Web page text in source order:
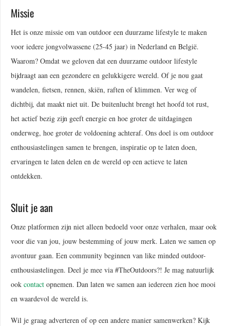
Missie
Het is onze missie om van outdoor een duurzame lifestyle te maken
voor iedere jongvolwassene (25-45 jaar) in Nederland en België.
Waarom? Omdat we geloven dat een duurzame outdoor lifestyle
bijdraagt aan een gezondere en gelukkigere wereld. Of je nou gaat
wandelen, fietsen, rennen, skiën, raften of klimmen. Ver weg of
dichtbij, dat maakt niet uit. De buitenlucht brengt het hoofd tot rust,
het actief bezig zijn geeft energie en hoe groter de uitdagingen
onderweg, hoe groter de voldoening achteraf. Ons doel is om outdoor
enthousiastelingen samen te brengen, inspiratie op te laten doen,
ervaringen te laten delen en de wereld op een actieve te laten
ontdekken.
Sluit je aan
Onze platformen zijn niet alleen bedoeld voor onze verhalen, maar ook
voor die van jou, jouw bestemming of jouw merk. Laten we samen op
avontuur gaan. Een community beginnen van like minded outdoor-
enthousiastelingen. Deel je mee via #TheOutdoors?! Je mag natuurlijk
ook contact opnemen. Dan laten we samen aan iedereen zien hoe mooi
en waardevol de wereld is.
Wil je graag adverteren of op een andere manier samenwerken? Kijk